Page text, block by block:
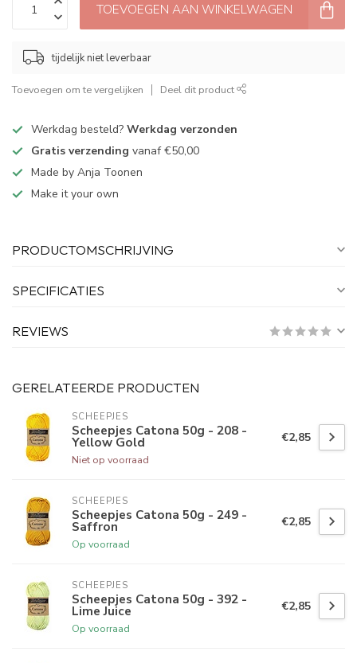
TOEVOEGEN AAN WINKELWAGEN
tijdelijk niet leverbaar
Toevoegen om te vergelijken Deel dit product
Werkdag besteld? Werkdag verzonden
Gratis verzending vanaf €50,00
Made by Anja Toonen
Make it your own
PRODUCTOMSCHRIJVING
SPECIFICATIES
REVIEWS
GERELATEERDE PRODUCTEN
SCHEEPJES
Scheepjes Catona 50g - 208 -
Yellow Gold
Niet op voorraad
€2,85
SCHEEPJES
Scheepjes Catona 50g - 249 -
Saffron
Op voorraad
€2,85
SCHEEPJES
Scheepjes Catona 50g - 392 -
Lime Juice
Op voorraad
€2,85